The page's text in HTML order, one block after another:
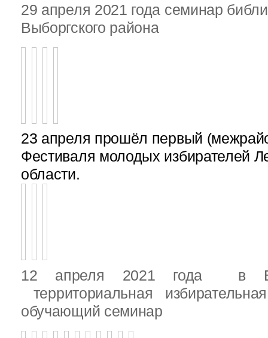
29 апреля 2021 года семинар
Выборгского района
23 апреля прошёл первый
Фестиваля молодых избирателей
области.
12 апреля 2021 года в
территориальная
обучающий семинар